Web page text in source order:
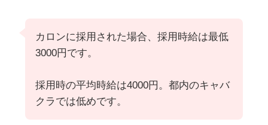
カロンに採用された場合、採用時給は最低
3000円です。
採用時の平均時給は4000円。都内のキャバ
クラでは低めです。